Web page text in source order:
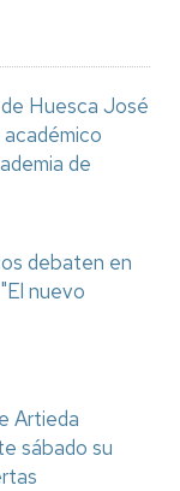
Huesca José
de
debaten en
nuevo
Artieda
sábado su